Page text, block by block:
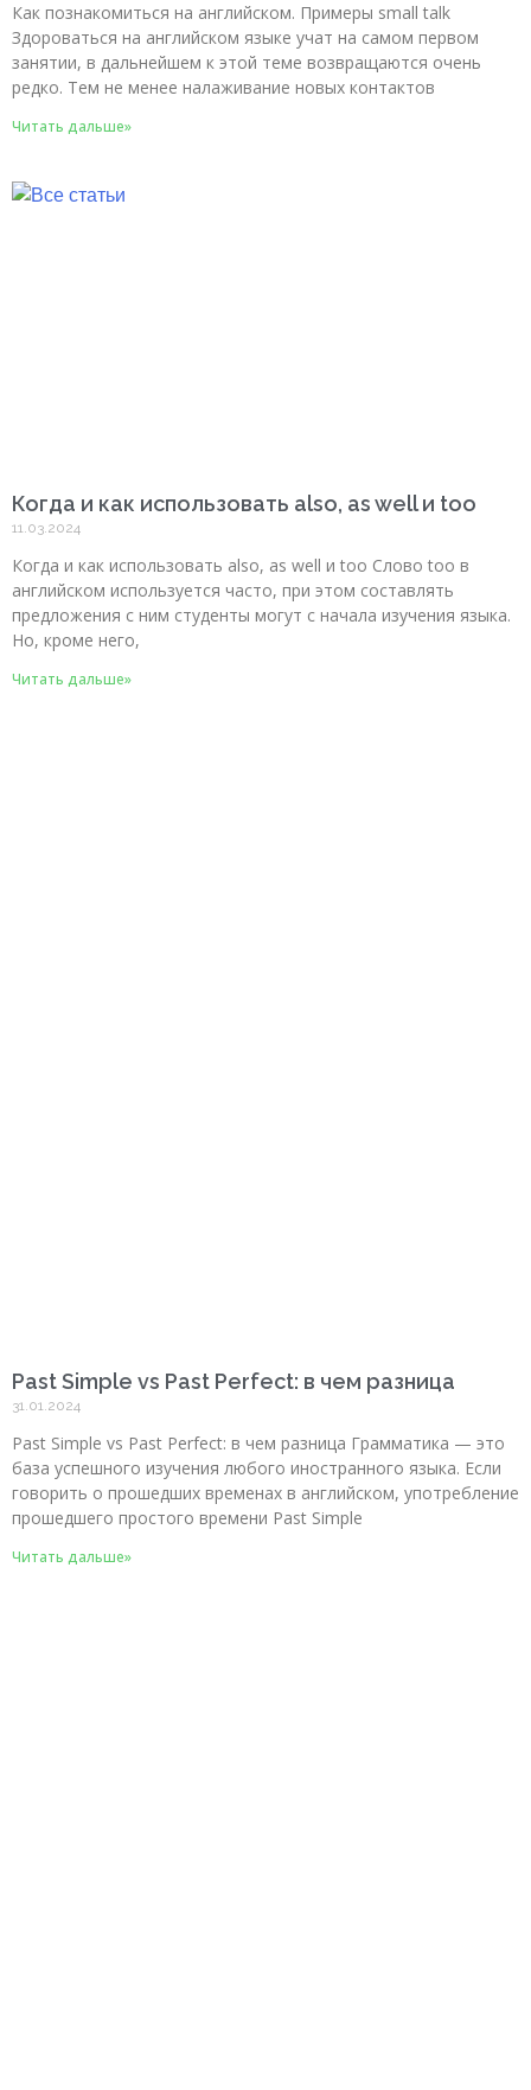
Как познакомиться на английском. Примеры small talk
Здороваться на английском языке учат на самом первом
занятии, в дальнейшем к этой теме возвращаются очень
редко. Тем не менее налаживание новых контактов
Читать дальше»
Когда и как использовать also, as well и too
11.03.2024
Когда и как использовать also, as well и too Слово too в
английском используется часто, при этом составлять
предложения с ним студенты могут с начала изучения языка.
Но, кроме него,
Читать дальше»
Past Simple vs Past Perfect: в чем разница
31.01.2024
Past Simple vs Past Perfect: в чем разница Грамматика — это
база успешного изучения любого иностранного языка. Если
говорить о прошедших временах в английском, употребление
прошедшего простого времени Past Simple
Читать дальше»